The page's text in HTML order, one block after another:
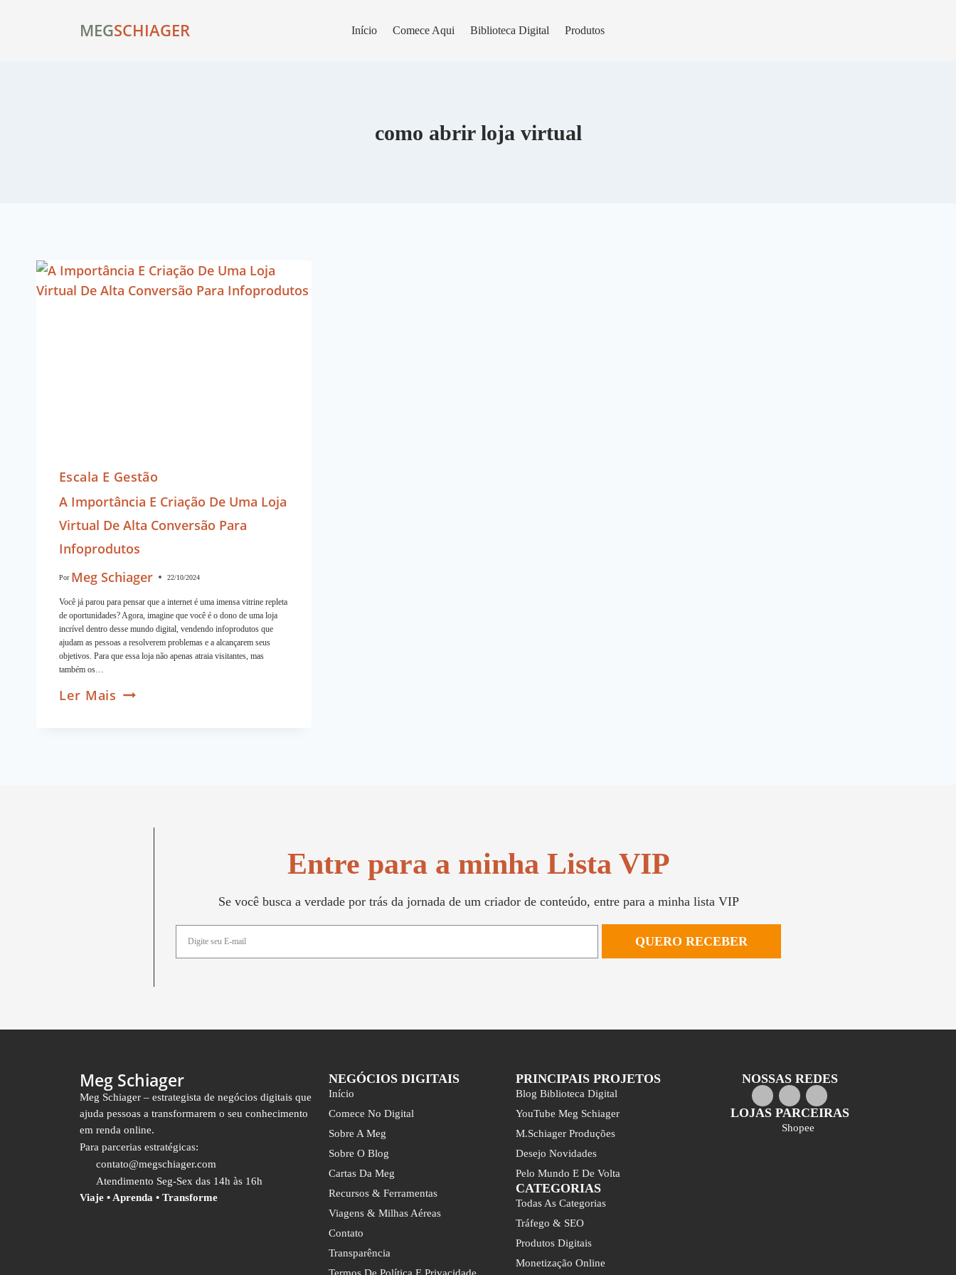
MEGSCHIAGER Início Comece Aqui Biblioteca Digital Produtos
como abrir loja virtual
Escala E Gestão
A Importância E Criação De Uma Loja
Virtual De Alta Conversão Para
Infoprodutos
Por Meg Schiager 22/10/2024
Você já parou para pensar que a internet é uma imensa vitrine repleta
de oportunidades? Agora, imagine que você é o dono de uma loja
incrível dentro desse mundo digital, vendendo infoprodutos que
ajudam as pessoas a resolverem problemas e a alcançarem seus
objetivos. Para que essa loja não apenas atraia visitantes, mas
também os…
Ler Mais
Entre para a minha Lista VIP
Se você busca a verdade por trás da jornada de um criador de conteúdo, entre para a minha lista VIP
QUERO RECEBER
Meg Schiager
Meg Schiager – estrategista de negócios digitais que
ajuda pessoas a transformarem o seu conhecimento
em renda online.
Para parcerias estratégicas:
contato@megschiager.com
Atendimento Seg-Sex das 14h às 16h
Viaje • Aprenda • Transforme
NEGÓCIOS DIGITAIS
Início
Comece No Digital
Sobre A Meg
Sobre O Blog
Cartas Da Meg
Recursos & Ferramentas
Viagens & Milhas Aéreas
Contato
Transparência
PRINCIPAIS PROJETOS
Blog Biblioteca Digital
YouTube Meg Schiager
M.Schiager Produções
Desejo Novidades
Pelo Mundo E De Volta
CATEGORIAS
Todas As Categorias
Tráfego & SEO
Produtos Digitais
Monetização Online
NOSSAS REDES
LOJAS PARCEIRAS
Shopee